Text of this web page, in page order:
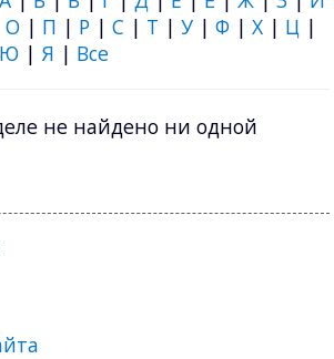
О | П | Р |С | Т |У |Ф |Х | Ц |
Ю | Я | Все
не найдено ни одной